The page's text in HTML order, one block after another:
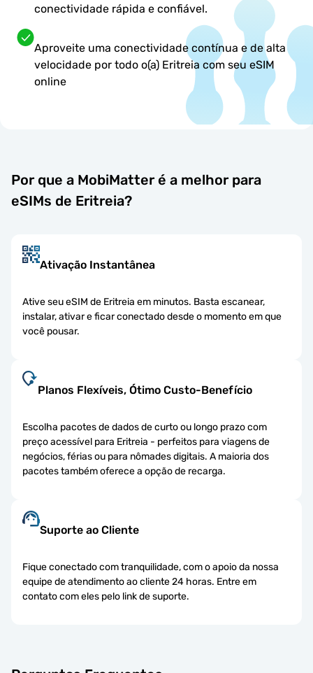
conectividade rápida e confiável.
Aproveite uma conectividade contínua e de alta
velocidade por todo o(a) Eritreia com seu eSIM
online
Por que a MobiMatter é a melhor para
eSIMs de Eritreia?
Ativação Instantânea
Ative seu eSIM de Eritreia em minutos. Basta escanear,
instalar, ativar e ficar conectado desde o momento em que
você pousar.
Planos Flexíveis, Ótimo Custo-Benefício
Escolha pacotes de dados de curto ou longo prazo com
preço acessível para Eritreia - perfeitos para viagens de
negócios, férias ou para nômades digitais. A maioria dos
pacotes também oferece a opção de recarga.
Suporte ao Cliente
Fique conectado com tranquilidade, com o apoio da nossa
equipe de atendimento ao cliente 24 horas. Entre em
contato com eles pelo link de suporte.